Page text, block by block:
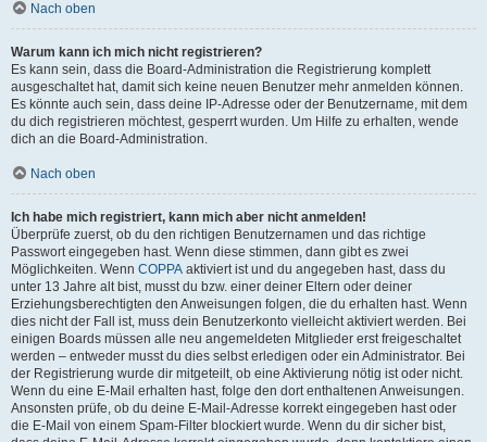
Nach oben
Warum kann ich mich nicht registrieren?
Es kann sein, dass die Board-Administration die Registrierung komplett
ausgeschaltet hat, damit sich keine neuen Benutzer mehr anmelden können.
Es könnte auch sein, dass deine IP-Adresse oder der Benutzername, mit dem
du dich registrieren möchtest, gesperrt wurden. Um Hilfe zu erhalten, wende
dich an die Board-Administration.
Nach oben
Ich habe mich registriert, kann mich aber nicht anmelden!
Überprüfe zuerst, ob du den richtigen Benutzernamen und das richtige
Passwort eingegeben hast. Wenn diese stimmen, dann gibt es zwei
Möglichkeiten. Wenn COPPA aktiviert ist und du angegeben hast, dass du
unter 13 Jahre alt bist, musst du bzw. einer deiner Eltern oder deiner
Erziehungsberechtigten den Anweisungen folgen, die du erhalten hast. Wenn
dies nicht der Fall ist, muss dein Benutzerkonto vielleicht aktiviert werden. Bei
einigen Boards müssen alle neu angemeldeten Mitglieder erst freigeschaltet
werden – entweder musst du dies selbst erledigen oder ein Administrator. Bei
der Registrierung wurde dir mitgeteilt, ob eine Aktivierung nötig ist oder nicht.
Wenn du eine E-Mail erhalten hast, folge den dort enthaltenen Anweisungen.
Ansonsten prüfe, ob du deine E-Mail-Adresse korrekt eingegeben hast oder
die E-Mail von einem Spam-Filter blockiert wurde. Wenn du dir sicher bist,